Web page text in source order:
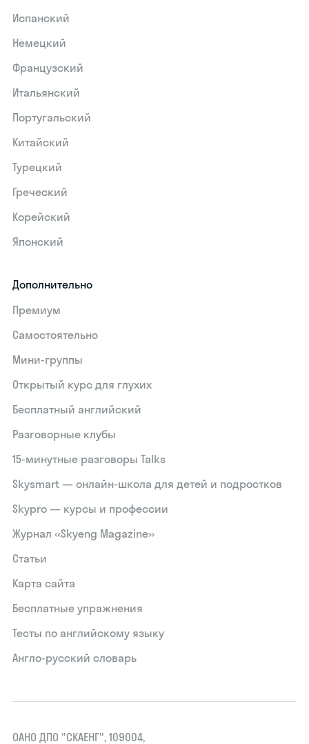
Испанский
Немецкий
Французский
Итальянский
Португальский
Китайский
Турецкий
Греческий
Корейский
Японский
Дополнительно
Премиум
Самостоятельно
Мини-группы
Открытый курс для глухих
Бесплатный английский
Разговорные клубы
15‑минутные разговоры Talks
Skysmart — онлайн-школа для детей и подростков
Skypro — курсы и профессии
Журнал «Skyeng Magazine»
Статьи
Карта сайта
Бесплатные упражнения
Тесты по английскому языку
Англо-русский словарь
ОАНО ДПО "СКАЕНГ", 109004,